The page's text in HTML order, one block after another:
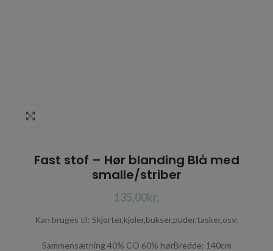
Fast stof – Hør blanding Blå med
smalle/striber
kr.
Kan bruges til: Skjorter,kjoler,bukser,puder,tasker,osv:
Sammensætning 40% CO 60% hørBredde: 140cm